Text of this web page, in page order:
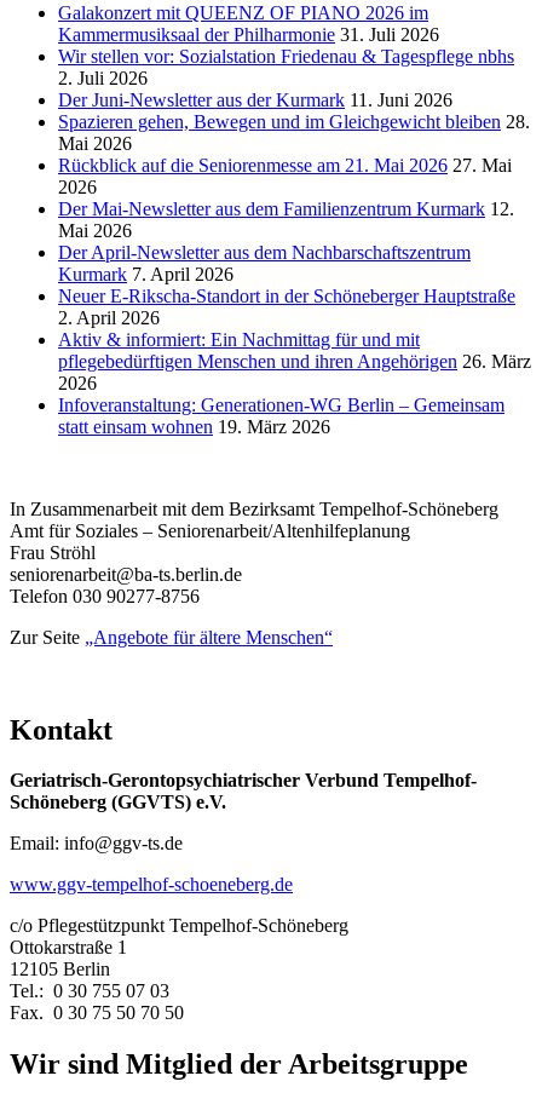
Galakonzert mit QUEENZ OF PIANO 2026 im
Kammermusiksaal der Philharmonie 31. Juli 2026
Wir stellen vor: Sozialstation Friedenau & Tagespflege nbhs
2. Juli 2026
Der Juni-Newsletter aus der Kurmark 11. Juni 2026
Spazieren gehen, Bewegen und im Gleichgewicht bleiben 28.
Mai 2026
Rückblick auf die Seniorenmesse am 21. Mai 2026 27. Mai
2026
Der Mai-Newsletter aus dem Familienzentrum Kurmark 12.
Mai 2026
Der April-Newsletter aus dem Nachbarschaftszentrum
Kurmark 7. April 2026
Neuer E-Rikscha-Standort in der Schöneberger Hauptstraße
2. April 2026
Aktiv & informiert: Ein Nachmittag für und mit
pflegebedürftigen Menschen und ihren Angehörigen 26. März
2026
Infoveranstaltung: Generationen-WG Berlin – Gemeinsam
statt einsam wohnen 19. März 2026
In Zusammenarbeit mit dem Bezirksamt Tempelhof-Schöneberg
Amt für Soziales – Seniorenarbeit/Altenhilfeplanung
Frau Ströhl
seniorenarbeit@ba-ts.berlin.de
Telefon 030 90277-8756
Zur Seite „Angebote für ältere Menschen“
Kontakt
Geriatrisch-Gerontopsychiatrischer Verbund Tempelhof-
Schöneberg (GGVTS) e.V.
Email: info@ggv-ts.de
www.ggv-tempelhof-schoeneberg.de
c/o Pflegestützpunkt Tempelhof-Schöneberg
Ottokarstraße 1
12105 Berlin
Tel.: 0 30 755 07 03
Fax. 0 30 75 50 70 50
Wir sind Mitglied der Arbeitsgruppe